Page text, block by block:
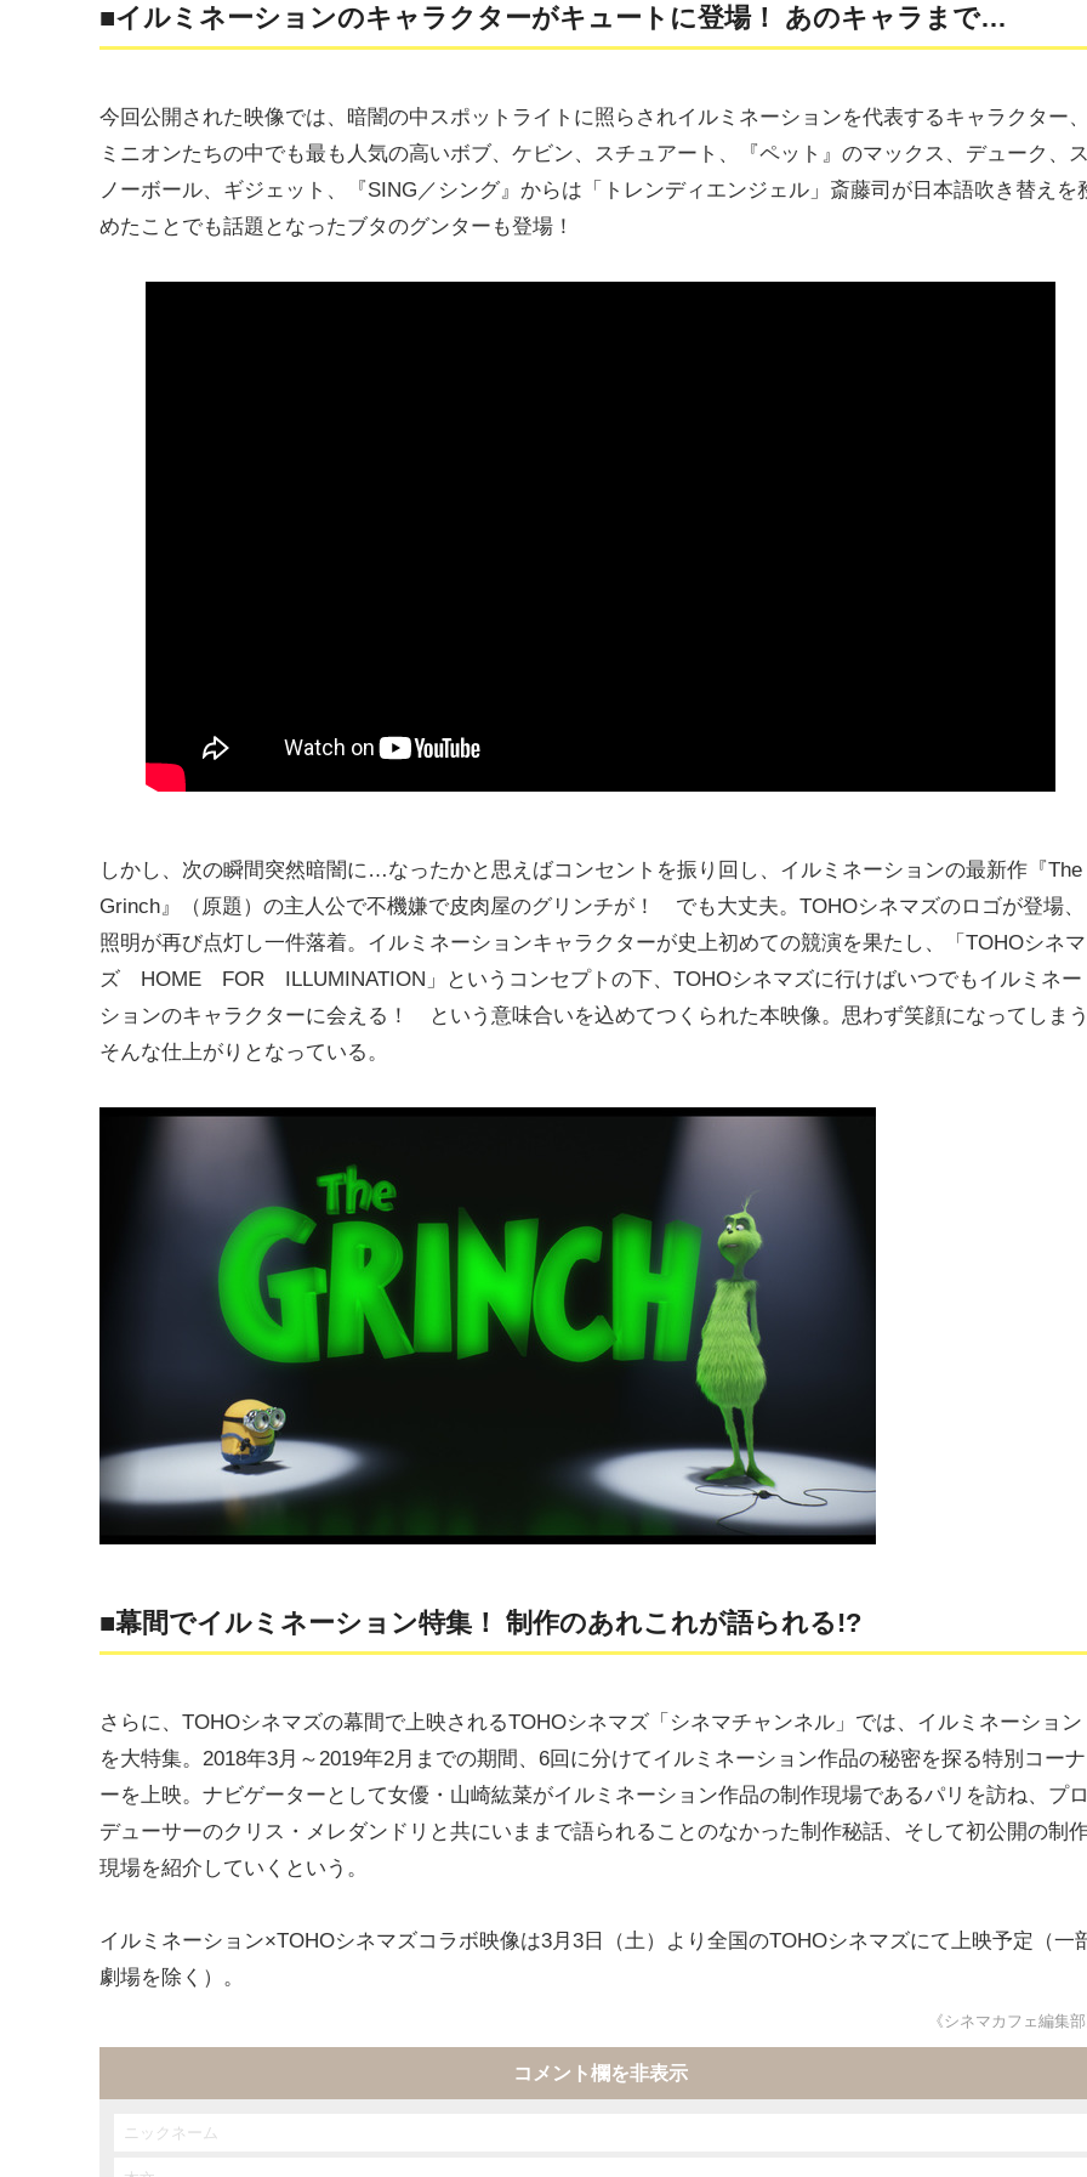
■イルミネーションのキャラクターがキュートに登場！ あのキャラまで…
今回公開された映像では、暗闇の中スポットライトに照らされイルミネーションを代表するキャラクター
ミニオンたちの中でも最も人気の高いボブ、ケビン、スチュアート、『ペット』のマックス、デューク、
ノーボール、ギジェット、『SING／シング』からは「トレンディエンジェル」斎藤司が日本語吹き替えを
めたことでも話題となったブタのグンターも登場！
しかし、次の瞬間突然暗闇に…なったかと思えばコンセントを振り回し、イルミネーションの最新作『The
Grinch』（原題）の主人公で不機嫌で皮肉屋のグリンチが！ でも大丈夫。TOHOシネマズのロゴが登場、
照明が再び点灯し一件落着。イルミネーションキャラクターが史上初めての競演を果たし、「TOHOシネマ
ズ HOME FOR ILLUMINATION」というコンセプトの下、TOHOシネマズに行けばいつでもイルミネー
ションのキャラクターに会える！ という意味合いを込めてつくられた本映像。思わず笑顔になってしま
そんな仕上がりとなっている。
■幕間でイルミネーション特集！ 制作のあれこれが語られる!?
さらに、TOHOシネマズの幕間で上映されるTOHOシネマズ「シネマチャンネル」では、イルミネーション
を大特集。2018年3月～2019年2月までの期間、6回に分けてイルミネーション作品の秘密を探る特別コーナ
ーを上映。ナビゲーターとして女優・山崎紘菜がイルミネーション作品の制作現場であるパリを訪ね、プ
デューサーのクリス・メレダンドリと共にいままで語られることのなかった制作秘話、そして初公開の制
現場を紹介していくという。
イルミネーション×TOHOシネマズコラボ映像は3月3日（土）より全国のTOHOシネマズにて上映予定（一
劇場を除く）。
《シネマカフェ編集
コメント欄を非表示